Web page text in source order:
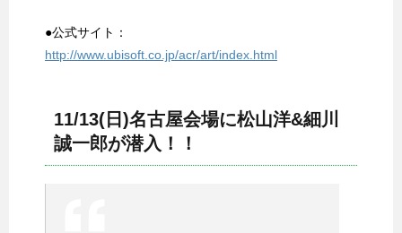
●公式サイト：
http://www.ubisoft.co.jp/acr/art/index.html
11/13(日)名古屋会場に松山洋&細川
誠一郎が潜入！！